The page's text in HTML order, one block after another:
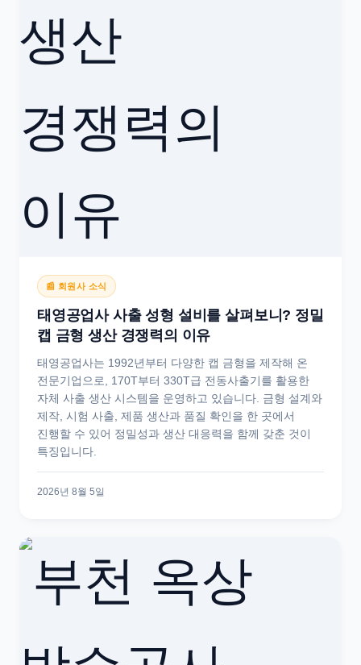
📰 회원사 소식
태영공업사 사출 성형 설비를 살펴보니? 정밀
캡 금형 생산 경쟁력의 이유
태영공업사는 1992년부터 다양한 캡 금형을 제작해 온
전문기업으로, 170T부터 330T급 전동사출기를 활용한
자체 사출 생산 시스템을 운영하고 있습니다. 금형 설계와
제작, 시험 사출, 제품 생산과 품질 확인을 한 곳에서
진행할 수 있어 정밀성과 생산 대응력을 함께 갖춘 것이
특징입니다.
2026년 8월 5일